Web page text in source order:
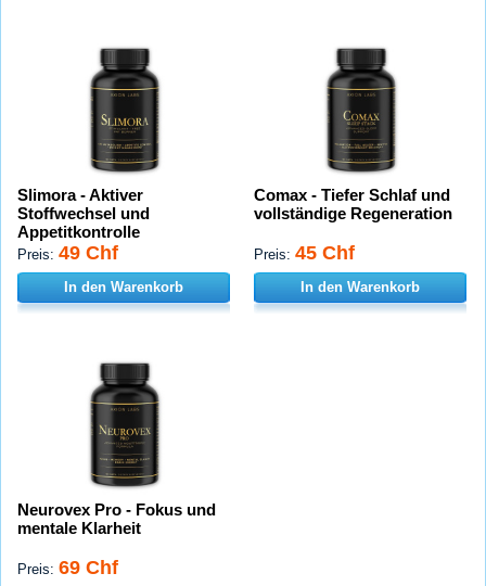
Slimora - Aktiver
Stoffwechsel und
Appetitkontrolle
Preis: 49 Chf
In den Warenkorb
Comax - Tiefer Schlaf und
vollständige Regeneration
Preis: 45 Chf
In den Warenkorb
Neurovex Pro - Fokus und
mentale Klarheit
Preis: 69 Chf